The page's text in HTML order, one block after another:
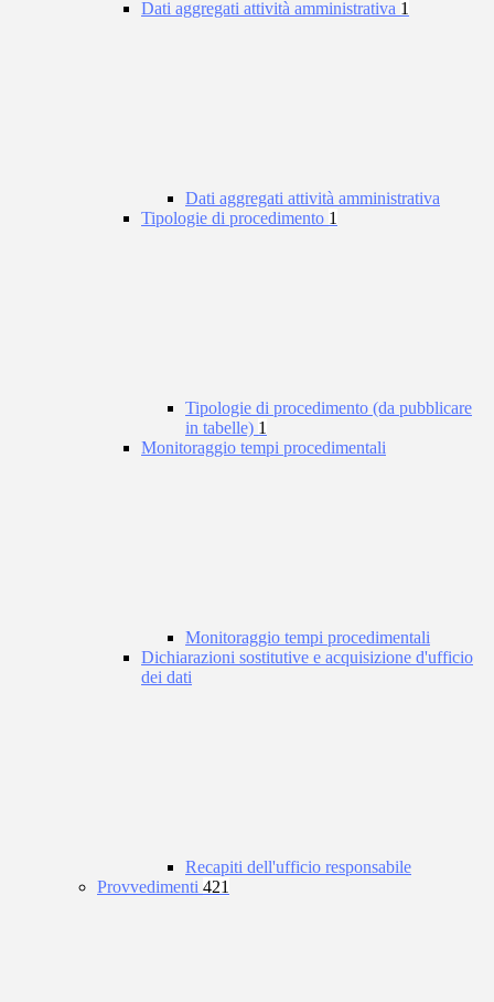
Dati aggregati attività amministrativa 1
Dati aggregati attività amministrativa
Tipologie di procedimento 1
Tipologie di procedimento (da pubblicare
in tabelle) 1
Monitoraggio tempi procedimentali
Monitoraggio tempi procedimentali
Dichiarazioni sostitutive e acquisizione d'ufficio
dei dati
Recapiti dell'ufficio responsabile
Provvedimenti 421